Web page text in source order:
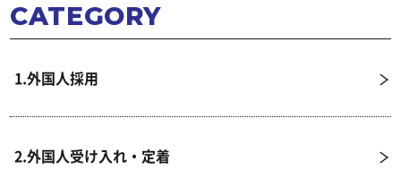
CATEGORY
1.外国人採用
2.外国人受け入れ・定着